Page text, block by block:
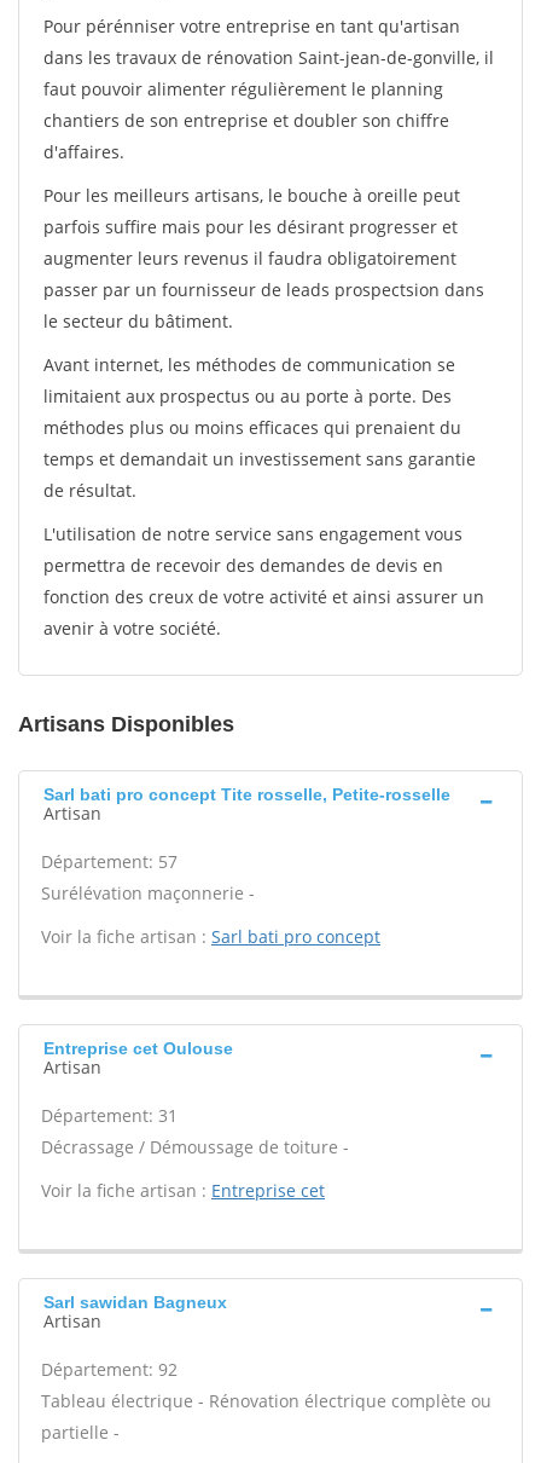
Pour pérénniser votre entreprise en tant qu'artisan
dans les travaux de rénovation Saint-jean-de-gonville, il
faut pouvoir alimenter régulièrement le planning
chantiers de son entreprise et doubler son chiffre
d'affaires.
Pour les meilleurs artisans, le bouche à oreille peut
parfois suffire mais pour les désirant progresser et
augmenter leurs revenus il faudra obligatoirement
passer par un fournisseur de leads prospectsion dans
le secteur du bâtiment.
Avant internet, les méthodes de communication se
limitaient aux prospectus ou au porte à porte. Des
méthodes plus ou moins efficaces qui prenaient du
temps et demandait un investissement sans garantie
de résultat.
L'utilisation de notre service sans engagement vous
permettra de recevoir des demandes de devis en
fonction des creux de votre activité et ainsi assurer un
avenir à votre société.
Artisans Disponibles
Sarl bati pro concept Tite rosselle, Petite-rosselle
Artisan
Département: 57
Surélévation maçonnerie -
Voir la fiche artisan : Sarl bati pro concept
Entreprise cet Oulouse
Artisan
Département: 31
Décrassage / Démoussage de toiture -
Voir la fiche artisan : Entreprise cet
Sarl sawidan Bagneux
Artisan
Département: 92
Tableau électrique - Rénovation électrique complète ou
partielle -